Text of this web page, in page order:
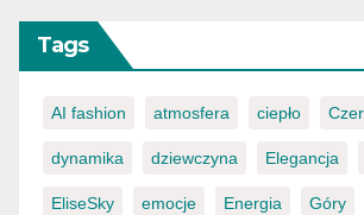
Tags
AI fashion atmosfera ciepło
dynamika dziewczyna Elegancja
EliseSky emocje Energia Góry